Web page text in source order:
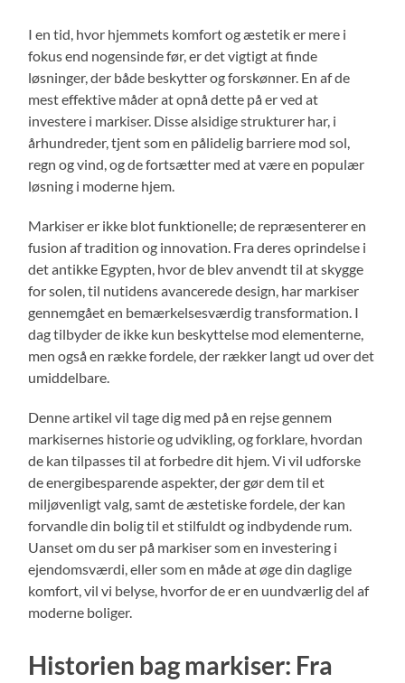
I en tid, hvor hjemmets komfort og æstetik er mere i
fokus end nogensinde før, er det vigtigt at finde
løsninger, der både beskytter og forskønner. En af de
mest effektive måder at opnå dette på er ved at
investere i markiser. Disse alsidige strukturer har, i
århundreder, tjent som en pålidelig barriere mod sol,
regn og vind, og de fortsætter med at være en populær
løsning i moderne hjem.
Markiser er ikke blot funktionelle; de repræsenterer en
fusion af tradition og innovation. Fra deres oprindelse i
det antikke Egypten, hvor de blev anvendt til at skygge
for solen, til nutidens avancerede design, har markiser
gennemgået en bemærkelsesværdig transformation. I
dag tilbyder de ikke kun beskyttelse mod elementerne,
men også en række fordele, der rækker langt ud over det
umiddelbare.
Denne artikel vil tage dig med på en rejse gennem
markisernes historie og udvikling, og forklare, hvordan
de kan tilpasses til at forbedre dit hjem. Vi vil udforske
de energibesparende aspekter, der gør dem til et
miljøvenligt valg, samt de æstetiske fordele, der kan
forvandle din bolig til et stilfuldt og indbydende rum.
Uanset om du ser på markiser som en investering i
ejendomsværdi, eller som en måde at øge din daglige
komfort, vil vi belyse, hvorfor de er en uundværlig del af
moderne boliger.
Historien bag markiser: Fra